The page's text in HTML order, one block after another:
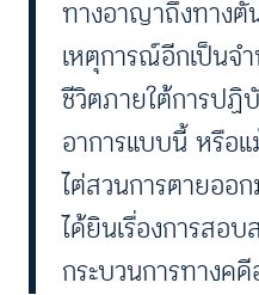
ทางอาญาถึงทางตั
เหตุการณ์อีกเป็นจ
ชีวิตภายใต้การปฏิ
อาการแบบนี้ หรือ
ไต่สวนการตายออ
ได้ยินเรื่องการสอบ
กระบวนการทางค